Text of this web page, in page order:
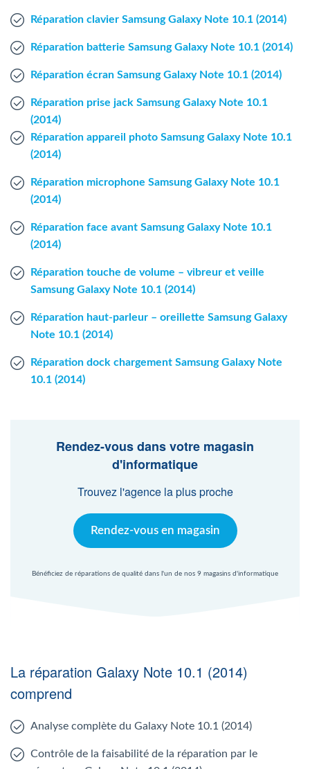
Réparation clavier Samsung Galaxy Note 10.1 (2014)
Réparation batterie Samsung Galaxy Note 10.1 (2014)
Réparation écran Samsung Galaxy Note 10.1 (2014)
Réparation prise jack Samsung Galaxy Note 10.1
(2014)
Réparation appareil photo Samsung Galaxy Note 10.1
(2014)
Réparation microphone Samsung Galaxy Note 10.1
(2014)
Réparation face avant Samsung Galaxy Note 10.1
(2014)
Réparation touche de volume – vibreur et veille
Samsung Galaxy Note 10.1 (2014)
Réparation haut-parleur – oreillette Samsung Galaxy
Note 10.1 (2014)
Réparation dock chargement Samsung Galaxy Note
10.1 (2014)
Rendez-vous dans votre magasin
d'informatique
Trouvez l'agence la plus proche
Rendez-vous en magasin
Bénéficiez de réparations de qualité dans l'un de nos 9 magasins d'informatique
La réparation Galaxy Note 10.1 (2014)
comprend
Analyse complète du Galaxy Note 10.1 (2014)
Contrôle de la faisabilité de la réparation par le